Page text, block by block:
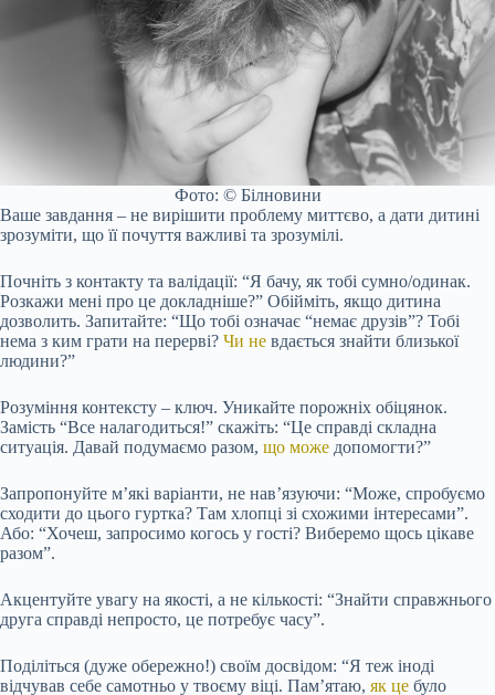
Фото: © Білновини
Ваше завдання – не вирішити проблему миттєво, а дати дитині
зрозуміти, що її почуття важливі та зрозумілі.
Почніть з контакту та валідації: “Я бачу, як тобі сумно/одинак.
Розкажи мені про це докладніше?” Обійміть, якщо дитина
дозволить. Запитайте: “Що тобі означає “немає друзів”? Тобі
нема з ким грати на перерві? Чи не вдається знайти близької
людини?”
Розуміння контексту – ключ. Уникайте порожніх обіцянок.
Замість “Все налагодиться!” скажіть: “Це справді складна
ситуація. Давай подумаємо разом, що може допомогти?”
Запропонуйте м’які варіанти, не нав’язуючи: “Може, спробуємо
сходити до цього гуртка? Там хлопці зі схожими інтересами”.
Або: “Хочеш, запросимо когось у гості? Виберемо щось цікаве
разом”.
Акцентуйте увагу на якості, а не кількості: “Знайти справжнього
друга справді непросто, це потребує часу”.
Поділіться (дуже обережно!) своїм досвідом: “Я теж іноді
відчував себе самотньо у твоєму віці. Пам’ятаю, як це було